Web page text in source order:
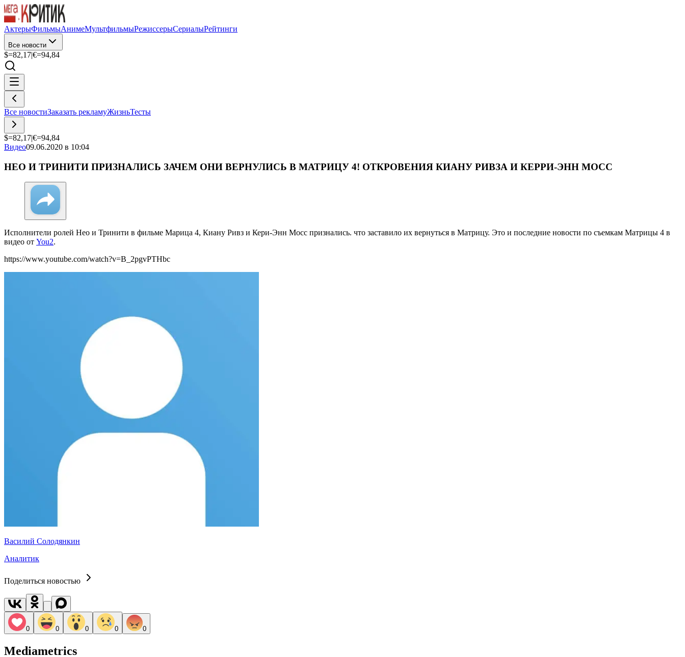
АктерыФильмыАнимеМультфильмыРежиссерыСериалыРейтинги
Все новости
$=82,17|€=94,84
Все новостиЗаказать рекламуЖизньТесты
$=82,17|€=94,84
Видео09.06.2020 в 10:04
НЕО И ТРИНИТИ ПРИЗНАЛИСЬ ЗАЧЕМ ОНИ ВЕРНУЛИСЬ В МАТРИЦУ 4! ОТКРОВЕНИЯ КИАНУ РИВЗА И КЕРРИ-ЭНН МОСС
Исполнители ролей Нео и Тринити в фильме Марица 4, Киану Ривз и Кери-Энн Мосс признались. что заставило их вернуться в Матрицу. Это и последние новости по съемкам Матрицы 4 в
видео от You2.
https://www.youtube.com/watch?v=B_2pgvPTHbc
Василий Солодянкин
Аналитик
Поделиться новостью
0 0 0 0 0
Mediametrics